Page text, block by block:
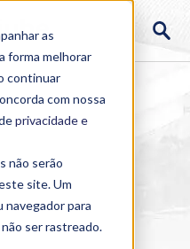
as
forma melhorar
continuar
com nossa
privacidade e
não serão
site. Um
navegador para
ser rastreado.